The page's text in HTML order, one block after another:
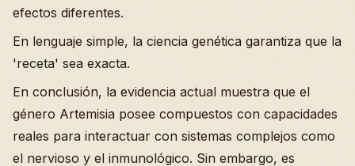
efectos diferentes.
En lenguaje simple, la ciencia genética garantiza que la
'receta' sea exacta.
En conclusión, la evidencia actual muestra que el
género Artemisia posee compuestos con capacidades
reales para interactuar con sistemas complejos como
el nervioso y el inmunológico. Sin embargo, es